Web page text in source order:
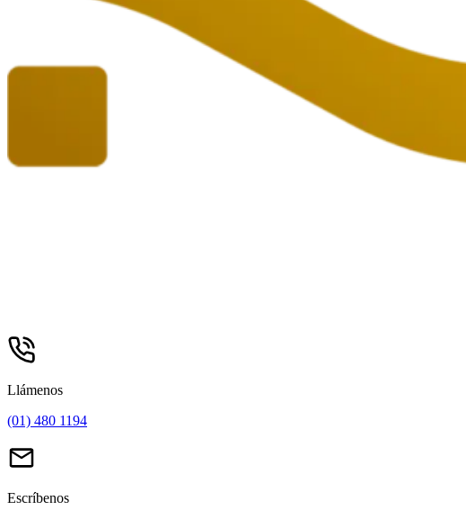
Llámenos
(01) 480 1194
Escríbenos